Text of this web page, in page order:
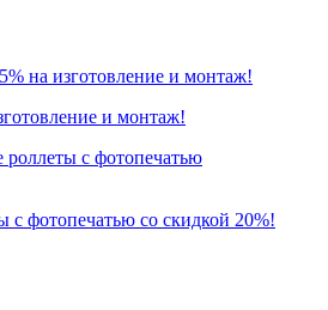
и монтаж!
с фотопечатью со скидкой 20%!